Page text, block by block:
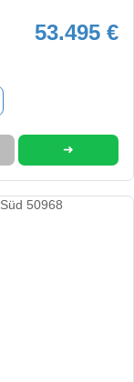
53.495 €
➜